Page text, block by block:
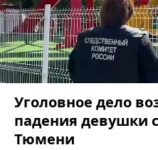
Уголовное дело
падения девушки
Тюмени